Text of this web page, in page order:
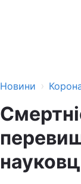
Новини ›